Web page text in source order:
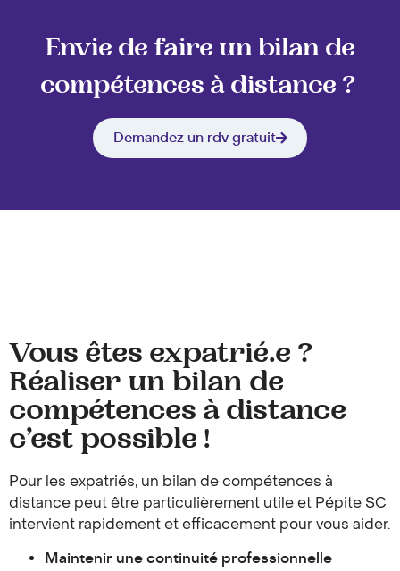
Envie de faire un bilan de
compétences à distance ?
Demandez un rdv gratuit
Vous êtes expatrié.e ?
Réaliser un bilan de
compétences à distance
c’est possible !
Pour les expatriés, un bilan de compétences à
distance peut être particulièrement utile et Pépite SC
intervient rapidement et efficacement pour vous aider.
Maintenir une continuité professionnelle